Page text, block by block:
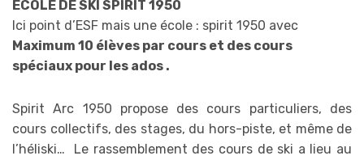
ECOLE DE SKI SPIRIT 1950
Ici point d’ESF mais une école : spirit 1950 avec
Maximum 10 élèves par cours et des cours
spéciaux pour les ados .
Spirit Arc 1950 propose des cours particuliers, des
cours collectifs, des stages, du hors-piste, et même de
l’héliski… Le rassemblement des cours de ski a lieu au